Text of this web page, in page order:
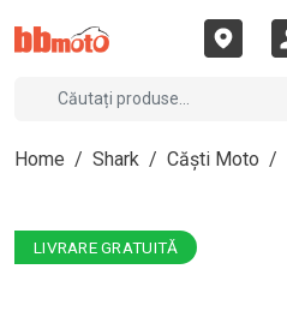
Home / Shark / Căști Moto /
LIVRARE GRATUITĂ